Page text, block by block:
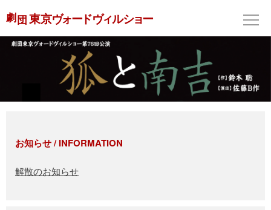
お知らせ / INFORMATION
解散のお知らせ